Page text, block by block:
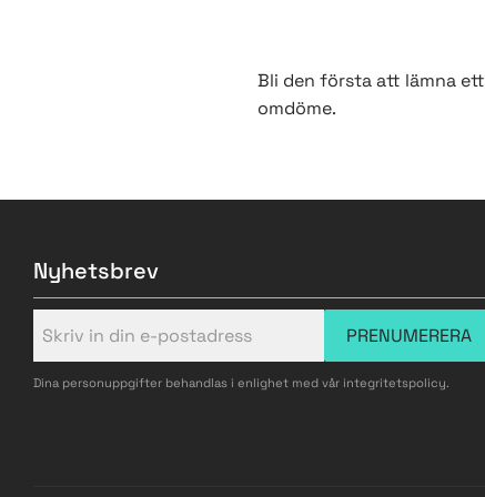
Bli den första att lämna ett
omdöme.
Nyhetsbrev
PRENUMERERA
Dina personuppgifter behandlas i enlighet med vår integritetspolicy.